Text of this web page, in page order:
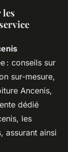
les
: conseils sur
sur-mesure,
Ancenis,
dédié
les
assurant ainsi